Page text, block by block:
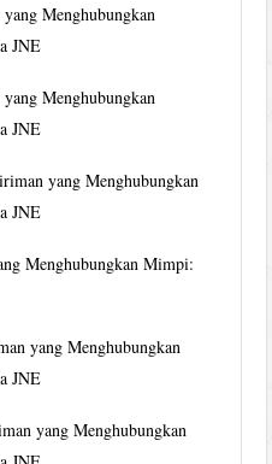
Menghubungkan
JNE
Menghubungkan
JNE
yang Menghubungkan
JNE
Menghubungkan Mimpi:
yang Menghubungkan
JNE
yang Menghubungkan